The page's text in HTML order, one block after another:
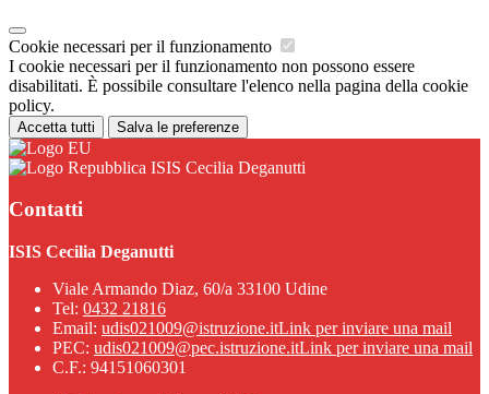
Cookie necessari per il funzionamento
I cookie necessari per il funzionamento non possono essere
disabilitati. È possibile consultare l'elenco nella pagina della cookie
policy.
Accetta tutti Salva le preferenze
ISIS Cecilia Deganutti
Contatti
ISIS Cecilia Deganutti
Viale Armando Diaz, 60/a 33100 Udine
Tel: 0432 21816
Email: udis021009@istruzione.itLink per inviare una mail
PEC: udis021009@pec.istruzione.itLink per inviare una mail
C.F.: 94151060301